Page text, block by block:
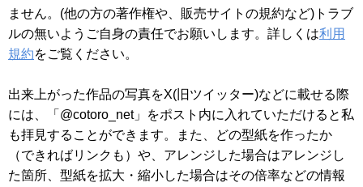
ません。(他の方の著作権や、販売サイトの規約など)トラブ
ルの無いようご自身の責任でお願いします。詳しくは利用
規約をご覧ください。
出来上がった作品の写真をX(旧ツイッター)などに載せる際
には、「@cotoro_net」をポスト内に入れていただけると私
も拝見することができます。また、どの型紙を作ったか
（できればリンクも）や、アレンジした場合はアレンジし
た箇所、型紙を拡大・縮小した場合はその倍率などの情報